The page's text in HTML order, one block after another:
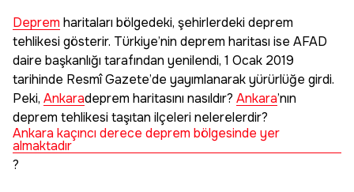
Deprem haritaları bölgedeki, şehirlerdeki deprem
tehlikesi gösterir. Türkiye’nin deprem haritası ise AFAD
daire başkanlığı tarafından yenilendi, 1 Ocak 2019
tarihinde Resmî Gazete’de yayımlanarak yürürlüğe girdi.
Peki, Ankaradeprem haritasını nasıldır? Ankara’nın
deprem tehlikesi taşıtan ilçeleri nelerelerdir?
Ankara kaçıncı derece deprem bölgesinde yer
almaktadır
?